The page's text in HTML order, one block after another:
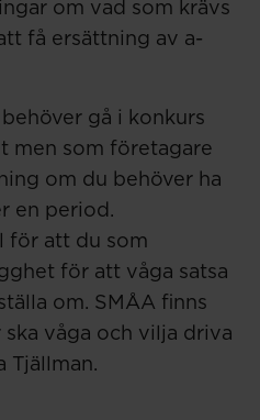
om vad som krävs
få ersättning av a-
gå i konkurs
men som företagare
om du behöver ha
en period.
för att du som
för att våga satsa
om. SMÅA finns
våga och vilja driva
Tjällman.